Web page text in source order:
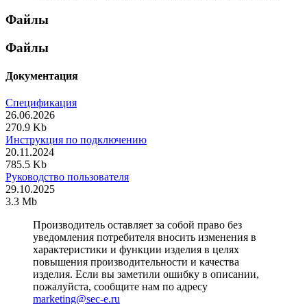
Файлы
Файлы
Документация
Спецификация
26.06.2026
270.9 Kb
Инструкция по подключению
20.11.2024
785.5 Kb
Руководство пользователя
29.10.2025
3.3 Mb
Производитель оставляет за собой право без
уведомления потребителя вносить изменения в
характеристики и функции изделия в целях
повышения производительности и качества
изделия. Если вы заметили ошибку в описании,
пожалуйста, сообщите нам по адресу
marketing@sec-e.ru